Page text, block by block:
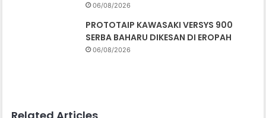
06/08/2026
PROTOTAIP KAWASAKI VERSYS 900
SERBA BAHARU DIKESAN DI EROPAH
06/08/2026